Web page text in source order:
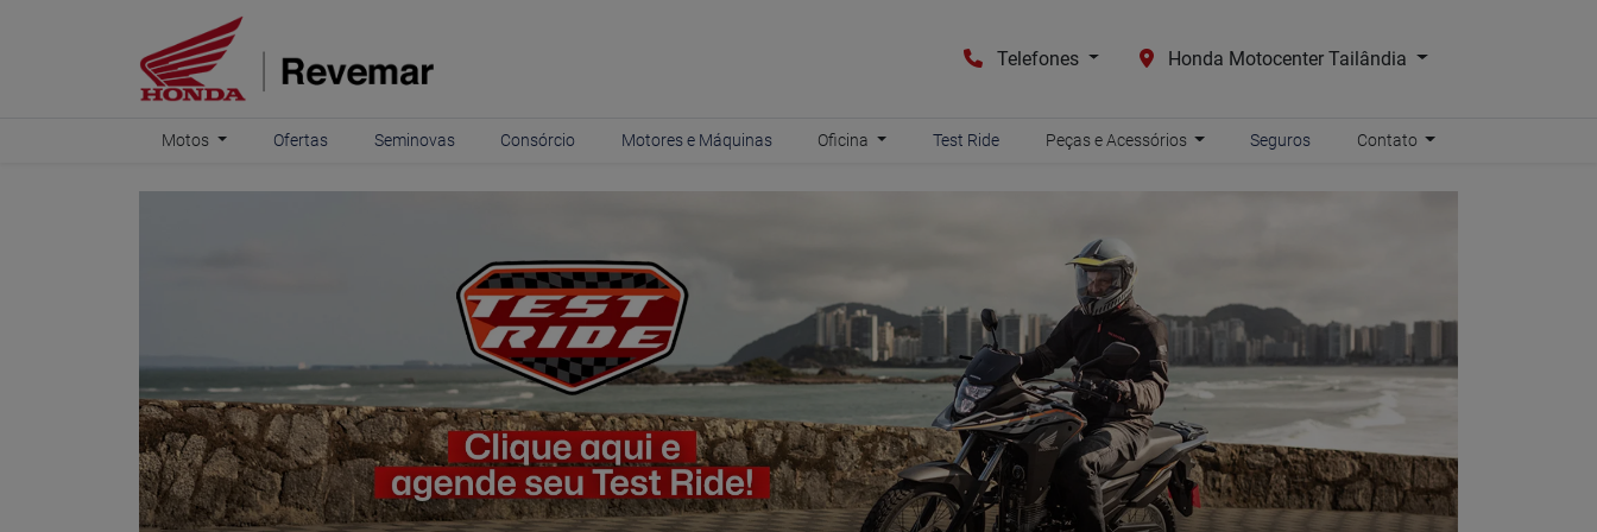
Telefones Honda Motocenter Tailândia
Motos Ofertas Seminovas Consórcio Motores e Máquinas Oficina Test Ride Peças e Acessórios Seguros Contato